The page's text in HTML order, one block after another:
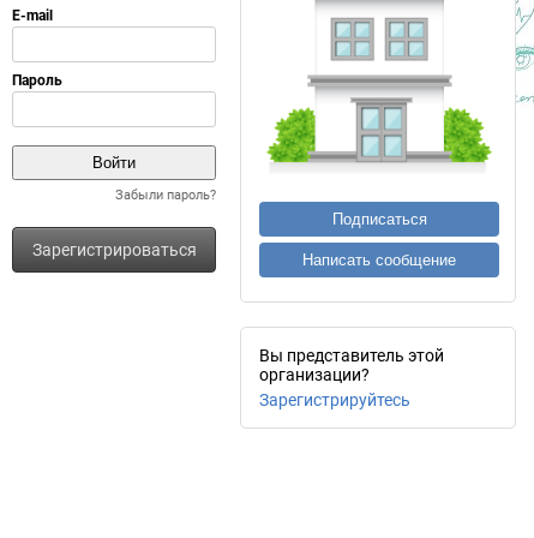
Забыли пароль?
Зарегистрироваться
Подписаться
Написать сообщение
Вы представитель этой
организации?
Зарегистрируйтесь